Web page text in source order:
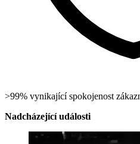
>99% vynikající spokojenost
Nadcházející události